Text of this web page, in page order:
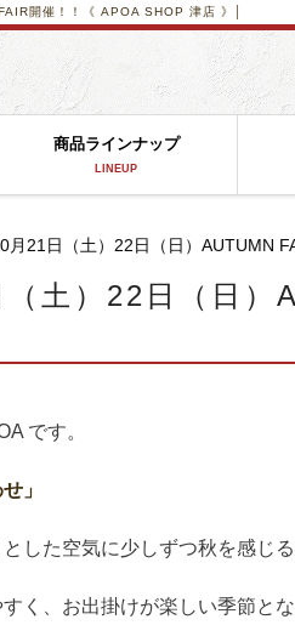
開催！！《 APOA SHOP 津店 》│
商品ラインナップ
LINEUP
月21日（土）22日（日）AUTUMN
（土）22日（日
です。
」
した空気に少しずつ秋を感じ
く、お出掛けが楽しい季節とな